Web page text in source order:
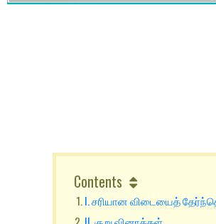
Contents
I. சரியான விடையைத்